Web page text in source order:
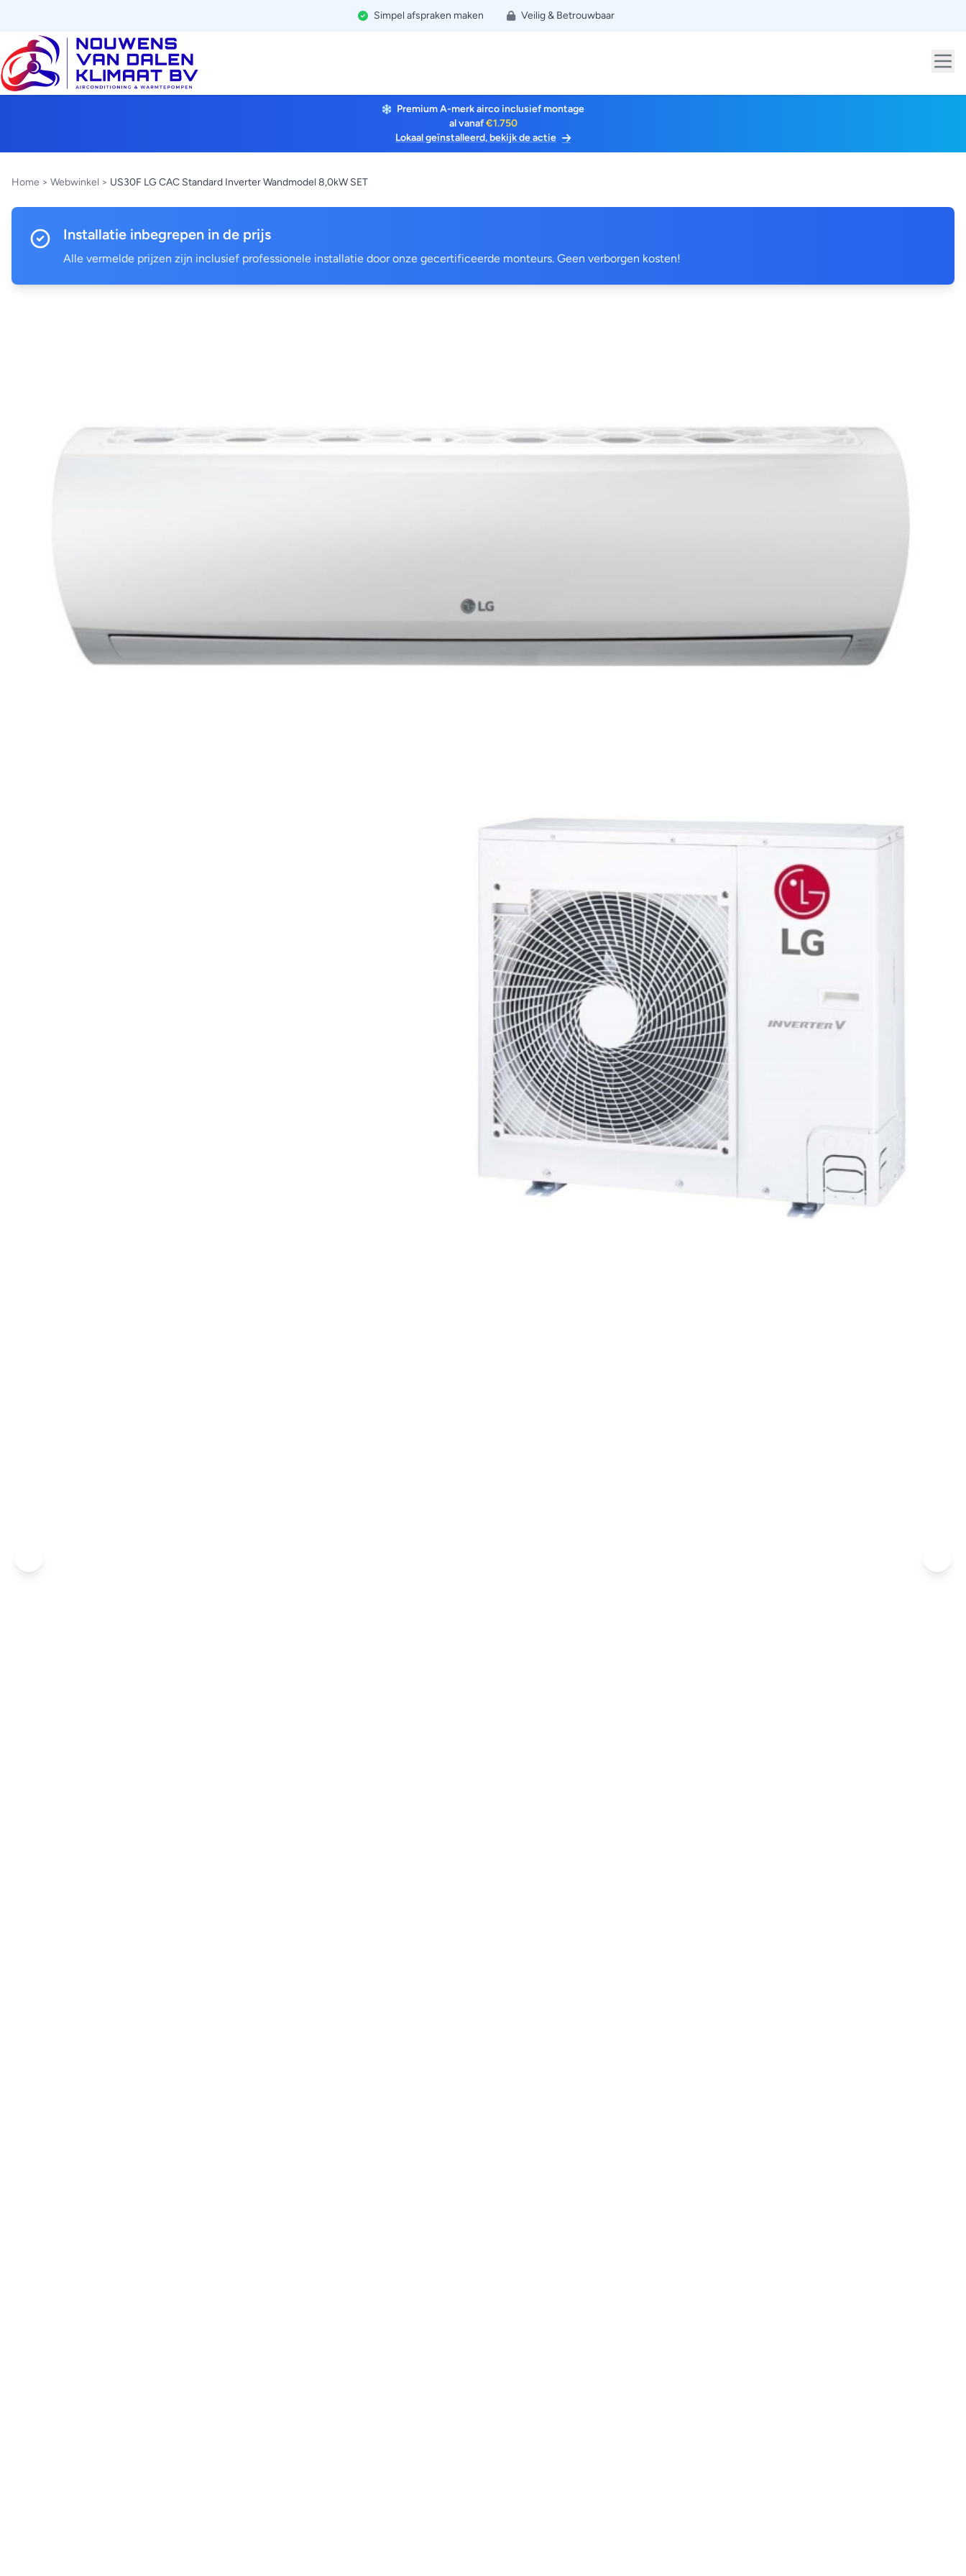
Simpel afspraken maken Veilig & Betrouwbaar
Premium A-merk airco inclusief montage
al vanaf€1.750
Lokaal geïnstalleerd, bekijk de actie
Home > Webwinkel > US30F LG CAC Standard Inverter Wandmodel 8,0kW SET
Installatie inbegrepen in de prijs
Alle vermelde prijzen zijn inclusief professionele installatie door onze gecertificeerde monteurs. Geen verborgen kosten!